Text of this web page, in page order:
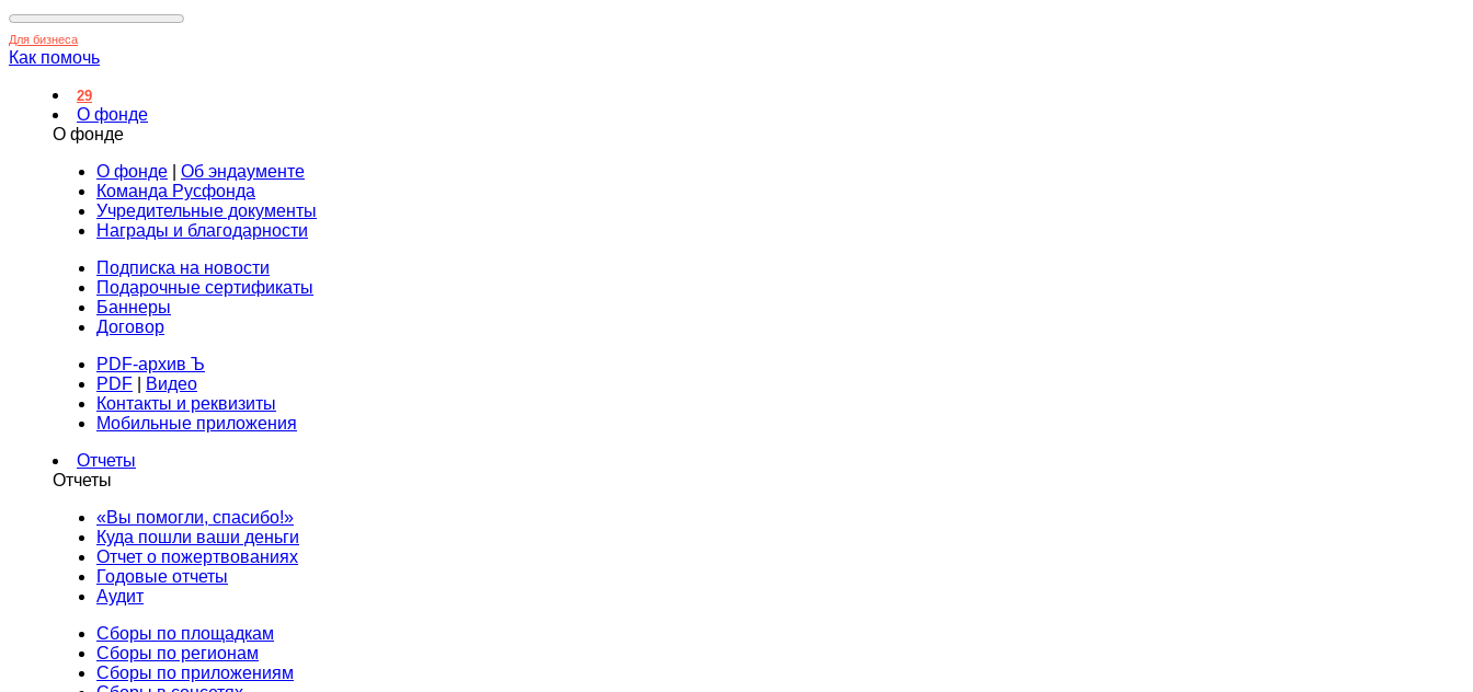
Для бизнеса
Как помочь
29
О фонде
О фонде
О фонде
Об эндаументе
Команда Русфонда
Учредительные документы
Награды и благодарности
Подписка на новости
Подарочные сертификаты
Баннеры
Договор
PDF-архив Ъ
PDF
Видео
Контакты и реквизиты
Мобильные приложения
Отчеты
Отчеты
«Вы помогли, спасибо!»
Куда пошли ваши деньги
Отчет о пожертвованиях
Годовые отчеты
Аудит
Сборы по площадкам
Сборы по регионам
Сборы по приложениям